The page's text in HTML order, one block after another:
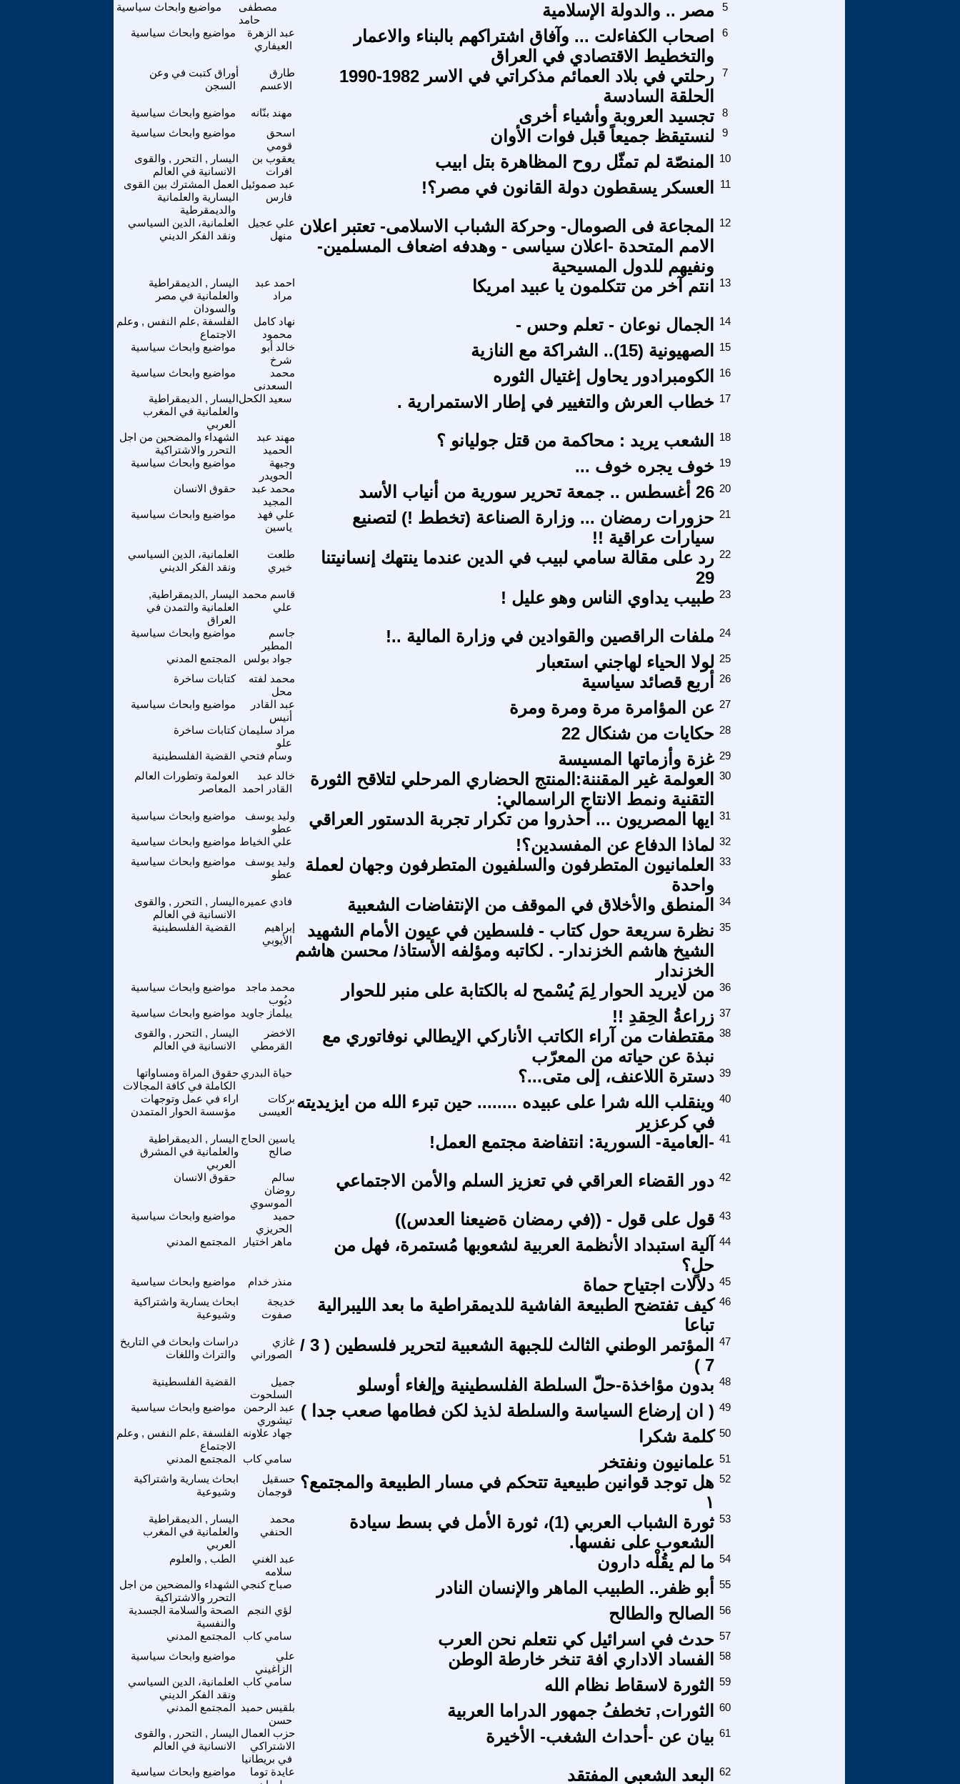
مواضيع وابحاث سياسية
مصطفى
حامد
مصر .. والدولة الإسلامية 5
مواضيع وابحاث سياسية
عبد الزهرة
العيفاري
اصحاب الكفاءلت ... وآفاق اشتراكهم بالبناء والاعمار
والتخطيط الاقتصادي في العراق
6
أوراق كتبت في وعن
السجن
طارق
الاعسم
رحلتي في بلاد العمائم مذكراتي في الاسر 1982-1990
الحلقة السادسة
7
مواضيع وابحاث سياسية مهند بنّانه تجسيد العروبة وأشياء أخرى
8
مواضيع وابحاث سياسية
اسحق
قومي
لنستيقظ جميعاً قبل فوات الأوان 9
اليسار , التحرر , والقوى
الانسانية في العالم
يعقوب بن
افرات
المنصّة لم تمثّل روح المظاهرة بتل ابيب 10
العمل المشترك بين القوى
اليسارية والعلمانية
والديمقرطية
عبد صموئيل
فارس
العسكر يسقطون دولة القانون في مصر؟! 11
العلمانية، الدين السياسي
ونقد الفكر الديني
علي عجيل
منهل
المجاعة فى الصومال- وحركة الشباب الاسلامى- تعتبر اعلان
الامم المتحدة -اعلان سياسى - وهدفه اضعاف المسلمين-
ونفيهم للدول المسيحية
12
اليسار , الديمقراطية
والعلمانية في مصر
والسودان
احمد عبد
مراد
انتم آخر من تتكلمون يا عبيد امريكا 13
الفلسفة ,علم النفس , وعلم
الاجتماع
نهاد كامل
محمود
الجمال نوعان - تعلم وحس - 14
مواضيع وابحاث سياسية
خالد أبو
شرخ
الصهيونية (15).. الشراكة مع النازية 15
مواضيع وابحاث سياسية
محمد
السعدنى
الكومبرادور يحاول إغتيال الثوره 16
اليسار , الديمقراطية
والعلمانية في المغرب
العربي
سعيد الكحل خطاب العرش والتغيير في إطار الاستمرارية . 17
الشهداء والمضحين من اجل
التحرر والاشتراكية
مهند عبد
الحميد
الشعب يريد : محاكمة من قتل جوليانو ؟ 18
مواضيع وابحاث سياسية
وجيهة
الحويدر
خوف يجره خوف ... 19
حقوق الانسان
محمد عبد
المجيد
26 أغسطس .. جمعة تحرير سورية من أنياب الأسد 20
مواضيع وابحاث سياسية
علي فهد
ياسين
حزورات رمضان ... وزارة الصناعة (تخطط !) لتصنيع
سيارات عراقية !!
21
العلمانية، الدين السياسي
ونقد الفكر الديني
طلعت
خيري
رد على مقالة سامي لبيب في الدين عندما ينتهك إنسانيتنا
29
22
اليسار ,الديمقراطية,
العلمانية والتمدن في
العراق
قاسم محمد
علي
طبيب يداوي الناس وهو عليل ! 23
مواضيع وابحاث سياسية
جاسم
المطير
ملفات الراقصين والقوادين في وزارة المالية ..! 24
المجتمع المدني جواد بولس لولا الحياء لهاجني استعبار 25
كتابات ساخرة
محمد لفته
محل
أربع قصائد سياسية 26
مواضيع وابحاث سياسية
عبد القادر
أنيس
عن المؤامرة مرة ومرة ومرة 27
كتابات ساخرة مراد سليمان
علو
حكايات من شنكال 22 28
القضية الفلسطينية وسام فتحي غزة وأزماتها المسيسة 29
العولمة وتطورات العالم
المعاصر
خالد عبد
القادر احمد
العولمة غير المقننة:المنتج الحضاري المرحلي لتلاقح الثورة
التقنية ونمط الانتاج الراسمالي:
30
مواضيع وابحاث سياسية
وليد يوسف
عطو
ايها المصريون ... أحذروا من تكرار تجربة الدستور العراقي 31
مواضيع وابحاث سياسية علي الخياط لماذا الدفاع عن المفسدين؟! 32
مواضيع وابحاث سياسية
وليد يوسف
عطو
العلمانيون المتطرفون والسلفيون المتطرفون وجهان لعملة
واحدة
33
اليسار , التحرر , والقوى
الانسانية في العالم
فادي عميره المنطق والأخلاق في الموقف من الإنتفاضات الشعبية 34
القضية الفلسطينية
إبراهيم
الأيوبي
نظرة سريعة حول كتاب - فلسطين في عيون الأمام الشهيد
الشيخ هاشم الخزندار- . لكاتبه ومؤلفه الأستاذ/ محسن هاشم
الخزندار
35
مواضيع وابحاث سياسية
محمد ماجد
ديُوب
من لايريد الحوار لِمَ يُسْمح له بالكتابة على منبر للحوار 36
مواضيع وابحاث سياسية ييلماز جاويد زراعةُ الحِقدِ !! 37
اليسار , التحرر , والقوى
الانسانية في العالم
الاخضر
القرمطي
مقتطفات من آراء الكاتب الأناركي الإيطالي نوفاتوري مع
نبذة عن حياته من المعرّب
38
حقوق المراة ومساواتها
الكاملة في كافة المجالات
حياة البدري دسترة اللاعنف، إلى متى...؟ 39
اراء في عمل وتوجهات
مؤسسة الحوار المتمدن
بركات
العيسى وينقلب الله شرا على عبيده ........ حين تبرء الله من ايزيديته
في كرعزير
40
اليسار , الديمقراطية
والعلمانية في المشرق
العربي
ياسين الحاج
صالح
-العامية- السورية: انتفاضة مجتمع العمل! 41
حقوق الانسان
سالم
روضان
الموسوي
دور القضاء العراقي في تعزيز السلم والأمن الاجتماعي 42
مواضيع وابحاث سياسية
حميد
الحريزي
قول على قول - ((في رمضان ةضيعنا العدس)) 43
المجتمع المدني ماهر اختيار
آلية استبداد الأنظمة العربية لشعوبها مُستمرة، فهل من
حلٍ؟
44
مواضيع وابحاث سياسية منذر خدام دلالات اجتياح حماة 45
ابحاث يسارية واشتراكية
وشيوعية
خديجة
صفوت
كيف تفتضح الطبيعة الفاشية للديمقراطية ما بعد الليبرالية
تباعا
46
دراسات وابحاث في التاريخ
والتراث واللغات
غازي
الصوراني
المؤتمر الوطني الثالث للجبهة الشعبية لتحرير فلسطين ( 3 /
7 )
47
القضية الفلسطينية
جميل
السلحوت
بدون مؤاخذة-حلّ السلطة الفلسطينية وإلغاء أوسلو 48
مواضيع وابحاث سياسية
عبد الرحمن
تيشوري
( ان إرضاع السياسة والسلطة لذيذ لكن فطامها صعب جدا ) 49
الفلسفة ,علم النفس , وعلم
الاجتماع
جهاد علاونه كلمة شكرا 50
المجتمع المدني سامي كاب علمانيون ونفتخر 51
ابحاث يسارية واشتراكية
وشيوعية
حسقيل
قوجمان
هل توجد قوانين طبيعية تتحكم في مسار الطبيعة والمجتمع؟
١
52
اليسار , الديمقراطية
والعلمانية في المغرب
العربي
محمد
الحنفي
ثورة الشباب العربي (1)، ثورة الأمل في بسط سيادة
الشعوب على نفسها.
53
الطب , والعلوم
عبد الغني
سلامه
ما لم يقُلْه دارون 54
الشهداء والمضحين من اجل
التحرر والاشتراكية
صباح كنجي أبو ظفر.. الطبيب الماهر والإنسان النادر 55
الصحة والسلامة الجسدية
والنفسية
لؤي النجم الصالح والطالح 56
المجتمع المدني سامي كاب حدث في اسرائيل كي نتعلم نحن العرب 57
مواضيع وابحاث سياسية
علي
الزاغيني
الفساد الاداري افة تنخر خارطة الوطن 58
العلمانية، الدين السياسي
ونقد الفكر الديني
سامي كاب الثورة لاسقاط نظام الله 59
المجتمع المدني بلقيس حميد
حسن
الثورات, تخطفُ جمهور الدراما العربية 60
اليسار , التحرر , والقوى
الانسانية في العالم
حزب العمال
الاشتراكي
في بريطانيا
بيان عن -أحداث الشغب- الأخيرة 61
مواضيع وابحاث سياسية
عايدة توما
البعد الشعبي المفتقد 62